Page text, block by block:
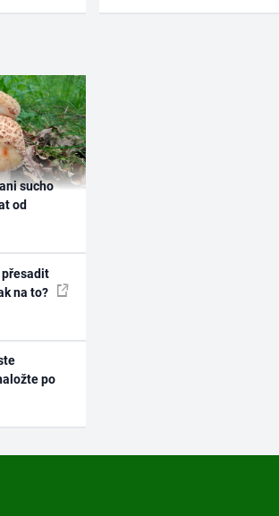
sucho
od
přesadit
na to?
po